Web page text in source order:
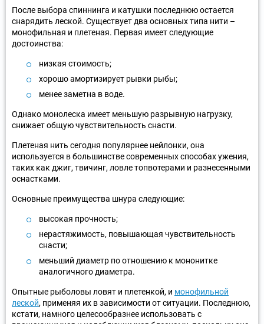
После выбора спиннинга и катушки последнюю остается
снарядить леской. Существует два основных типа нити –
монофильная и плетеная. Первая имеет следующие
достоинства:
низкая стоимость;
хорошо амортизирует рывки рыбы;
менее заметна в воде.
Однако монолеска имеет меньшую разрывную нагрузку,
снижает общую чувствительность снасти.
Плетеная нить сегодня популярнее нейлонки, она
используется в большинстве современных способах ужения,
таких как джиг, твичинг, ловле топвотерами и разнесенными
оснастками.
Основные преимущества шнура следующие:
высокая прочность;
нерастяжимость, повышающая чувствительность
снасти;
меньший диаметр по отношению к мононитке
аналогичного диаметра.
Опытные рыболовы ловят и плетенкой, и монофильной
леской, применяя их в зависимости от ситуации. Последнюю,
кстати, намного целесообразнее использовать с